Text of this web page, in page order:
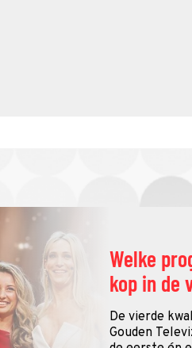
Welke
kop in de
De vierde
Gouden